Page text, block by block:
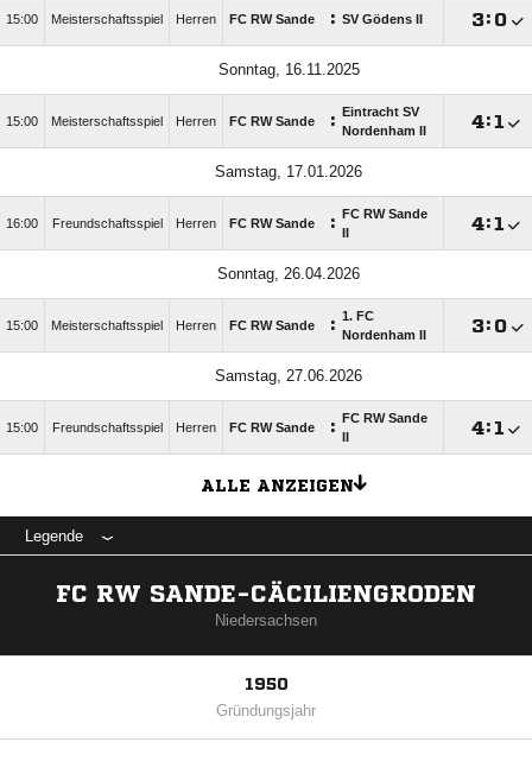
15:00 Meisterschaftsspiel Herren FC RW Sande : SV Gödens II : 
Sonntag, 16.11.2025
15:00 Meisterschaftsspiel Herren FC RW Sande :
Eintracht SV
Nordenham II
:
Samstag, 17.01.2026
16:00 Freundschaftsspiel Herren FC RW Sande :
FC RW Sande
:
Sonntag, 26.04.2026
15:00 Meisterschaftsspiel Herren FC RW Sande : 1. FC
Nordenham II
: 
Samstag, 27.06.2026
15:00 Freundschaftsspiel Herren FC RW Sande :
FC RW Sande
:
ALLE ANZEIGEN
Legende
FC RW SANDE-CÄCILIENGRODEN
Niedersachsen
1950
Gründungsjahr